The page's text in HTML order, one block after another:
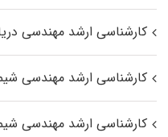
کارشناسی ارشد مهندسی
کارشناسی ارشد مهندسی
کارشناسی ارشد مهندسی